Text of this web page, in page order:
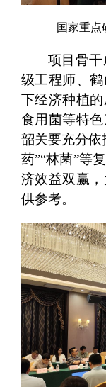
国家重点
项目骨
级工程师、
下经济种植的
食用菌等特
韶关要充分依
药”“林菌”等
济效益双赢
供参考。